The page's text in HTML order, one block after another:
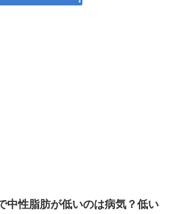
中性脂肪が低いのは病気？低い